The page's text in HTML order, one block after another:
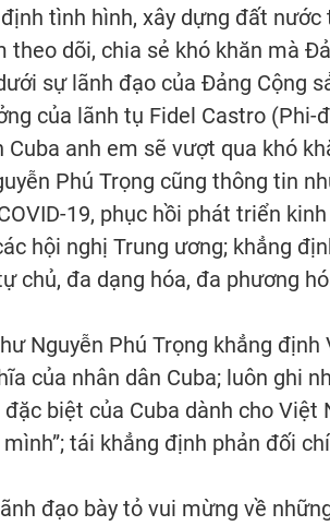
tình hình, xây dựng đất
theo dõi, chia sẻ khó khăn mà
sự lãnh đạo của Đảng Cộng
của lãnh tụ Fidel Castro (Phi-
Cuba anh em sẽ vượt qua khó
Phú Trọng cũng thông tin
19, phục hồi phát triển
hội nghị Trung ương; khẳng
chủ, đa dạng hóa, đa phương
Nguyễn Phú Trọng khẳng
của nhân dân Cuba; luôn ghi
biệt của Cuba dành cho Việt
tái khẳng định phản đối
đạo bày tỏ vui mừng về